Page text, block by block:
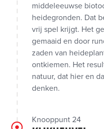
middeleeuwse
heidegronden. Dat
vrij spel krijgt. Het
gemaaid en door
zaden van
ontkiemen. Het
natuur, dat hier en
denken.
Knooppunt 24